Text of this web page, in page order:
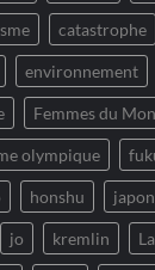
catastrophe
environnement
Femmes du
olympique
honshu japon
jo kremlin